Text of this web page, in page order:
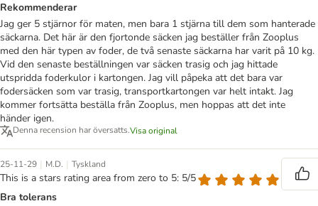
Rekommenderar
Jag ger 5 stjärnor för maten, men bara 1 stjärna till dem som hanterade
säckarna. Det här är den fjortonde säcken jag beställer från Zooplus
med den här typen av foder, de två senaste säckarna har varit på 10 kg.
Vid den senaste beställningen var säcken trasig och jag hittade
utspridda foderkulor i kartongen. Jag vill påpeka att det bara var
fodersäcken som var trasig, transportkartongen var helt intakt. Jag
kommer fortsätta beställa från Zooplus, men hoppas att det inte
händer igen.
Denna recension har översatts.Visa original
25-11-29 | M.D. | Tyskland
This is a stars rating area from zero to 5: 5/5
Bra tolerans